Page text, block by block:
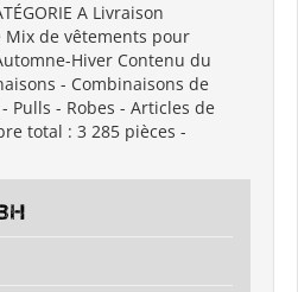
A Livraison
de vêtements pour
Hiver Contenu du
- Combinaisons de
Pulls - Robes - Articles de
total : 3 285 pièces -